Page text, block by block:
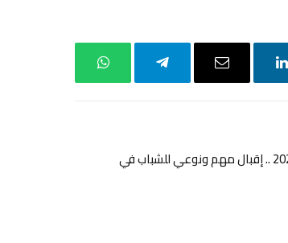
البريد
واتساب
الخدمة العسكرية 2022 .. إقبال مهم ونوعي للشباب في